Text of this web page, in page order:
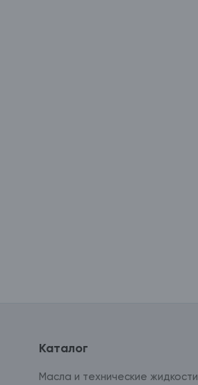
Каталог
Масла и технические жидкости